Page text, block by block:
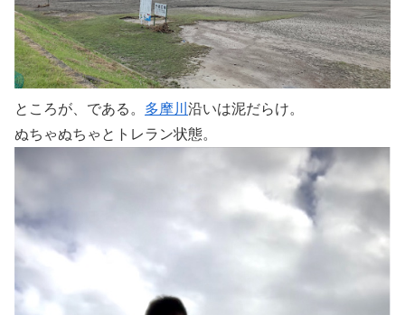
ところが、である。 多摩川 沿いは泥だらけ。
ぬちゃぬちゃとトレラン状態。